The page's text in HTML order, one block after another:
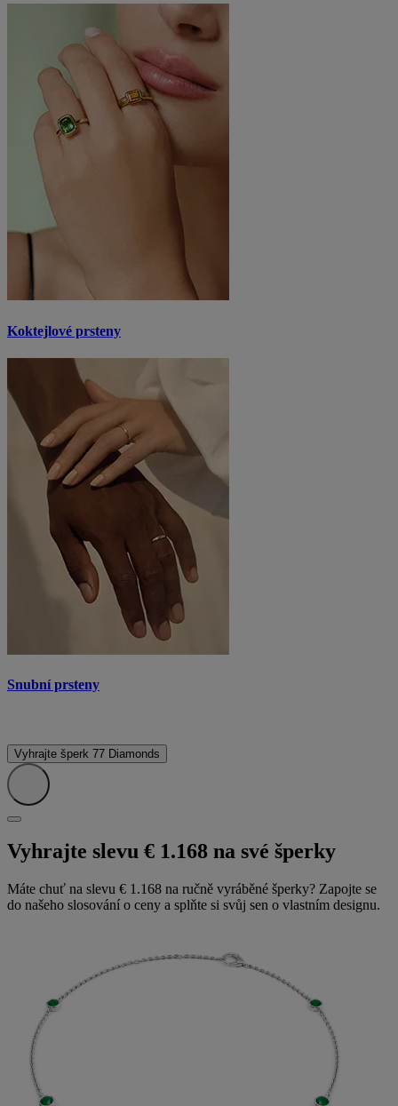
Koktejlové prsteny
Snubní prsteny
Vyhrajte šperk 77 Diamonds
Vyhrajte slevu € 1.168 na své šperky
Máte chuť na slevu € 1.168 na ručně vyráběné šperky? Zapojte se
do našeho slosování o ceny a splňte si svůj sen o vlastním designu.